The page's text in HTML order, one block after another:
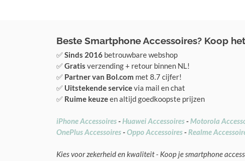
Beste Smartphone Accessoires? Koop
✅Sinds 2016 betrouwbare webshop
✅Gratis verzending + retour binnen NL!
✅ Partner van Bol.com met 8.7 cijfer!
✅ Uitstekende servicevia mail en chat
✅ Ruime keuzeen altijd goedkoopste prijzen
iPhone Accessoires-Huawei Accessoires-Motorola
OnePlus Accessoires-Oppo Accessoires- Realme
Kies voor zekerheid en kwaliteit - Koop je smartphone